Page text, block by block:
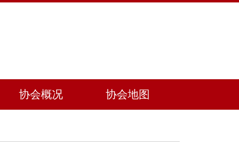
协会概况 协会地图